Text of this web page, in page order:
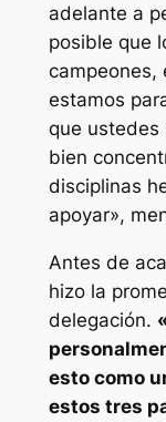
adelante a
posible que
campeones,
estamos
que ustedes
bien
disciplinas
apoyar»,
Antes de
hizo la
delegación.
esto como
estos tres